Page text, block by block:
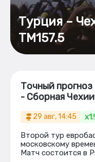
Турция –
ТМ157.5
Точный
- Сборная Чехии
29 авг, 14:45
Второй тур
московскому
Матч состоится в